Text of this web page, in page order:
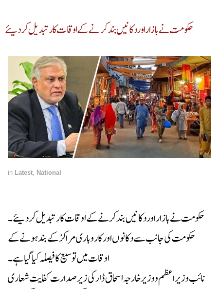
حکومت نے بازار اور دکانیں بند کرنے کے اوقات کار تبدیل کر دیئے
in Latest, National
حکومت نے بازار اور دکانیں بند کرنے کے اوقات کار تبدیل کر دیئے۔
حکومت کی جانب سے دکانوں اور کاروباری مراکز کے بند ہونے کے
اوقات میں توسیع کا فیصلہ کیا گیا ہے۔
نائب وزیراعظم و وزیر خارجہ اسحاق ڈار کی زیر صدارت کفایت شعاری